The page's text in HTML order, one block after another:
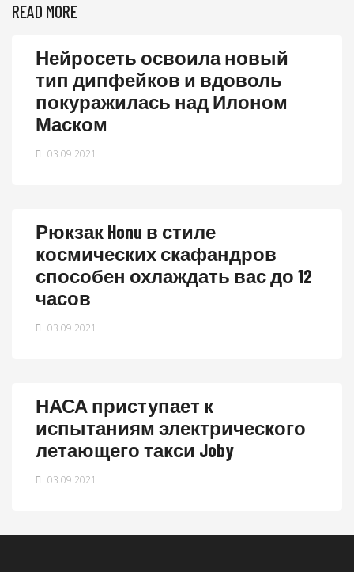
READ MORE
Нейросеть освоила новый
тип дипфейков и вдоволь
покуражилась над Илоном
Маском
03.09.2021
Рюкзак Honu в стиле
космических скафандров
способен охлаждать вас до 12
часов
03.09.2021
НАСА приступает к
испытаниям электрического
летающего такси Joby
03.09.2021